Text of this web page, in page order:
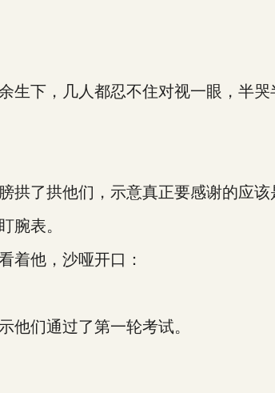
下，几人都忍不住对视一眼，半哭
了拱他们，示意真正要感谢的应该
腕表。
他，沙哑开口：
们通过了第一轮考试。